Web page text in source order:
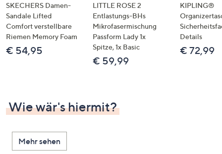
SKECHERS Damen-
Sandale Lifted
Comfort verstellbare
Riemen Memory Foam
€ 54,95
LITTLE ROSE 2
Entlastungs-BHs
Mikrofasermischung
Passform Lady 1x
Spitze, 1x Basic
€ 59,99
KIPLING®
Details
€ 72,99
Wie wär's hiermit?
Mehr sehen